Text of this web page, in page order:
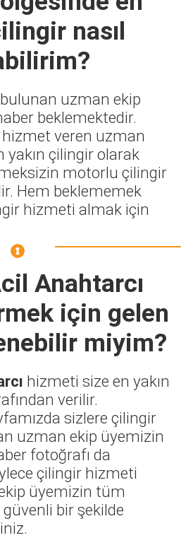
nasıl
uzman ekip
beklemektedir.
veren uzman
yakın çilingir olarak
motorlu çilingir
Hem beklememek
hizmeti almak için
Anahtarcı
için gelen
miyim?
hizmeti size en yakın
verilir.
sizlere çilingir
uzman ekip üyemizin
fotoğrafı da
çilingir hizmeti
üyemizin tüm
bir şekilde